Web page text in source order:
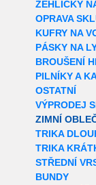
ŽEHLIČKY
OPRAVA
KUFRY NA
PÁSKY NA
BROUŠENÍ
PILNÍKY A
OSTATNÍ
VÝPRODEJ
ZIMNÍ
TRIKA
TRIKA
STŘEDNÍ
BUNDY